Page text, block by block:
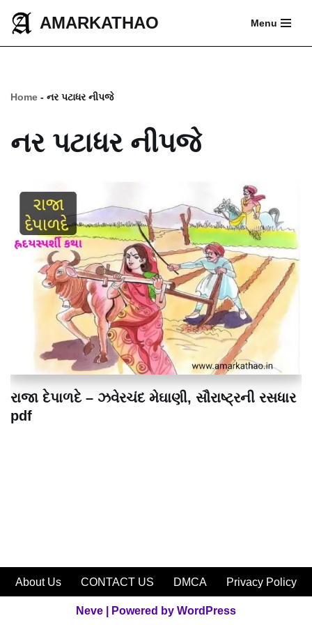
Skip
AMARKATHAO Menu
Home - નર પટાધર નીપજે
નર પટાધર નીપજે
રાજા દેપાળદે – ઝવેરચંદ મેઘાણી, સૌરાષ્ટ્રની રસધાર
pdf
About Us CONTACT US DMCA Privacy Policy
Neve | Powered by WordPress